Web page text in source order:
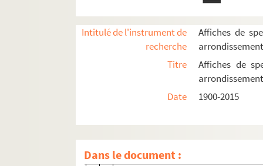
Intitulé de l'instrument de
recherche
Affiches de
Titre
Affiches de
Date
1900-2015
Dans le document :
Théâtre des Béliers parisiens
Théâtre Constance
Théâtre des Deux ânes
Théâtre Espace Acteur
4-AFF-002503-(01). Au bal à
4-AFF-002503-(02). Au-delà du jardin